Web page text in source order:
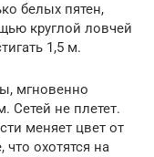
белых пятен,
круглой ловчей
1,5 м.
мгновенно
Сетей не плетет.
меняет цвет от
охотятся на